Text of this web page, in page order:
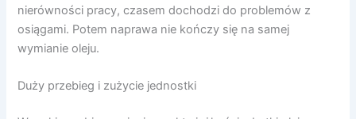
nierówności pracy, czasem dochodzi do problemów z
osiągami. Potem naprawa nie kończy się na samej
wymianie oleju.
Duży przebieg i zużycie jednostki